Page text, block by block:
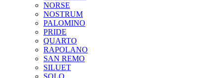
NORSE
NOSTRUM
PALOMINO
PRIDE
QUARTO
RAPOLANO
SAN REMO
SILUET